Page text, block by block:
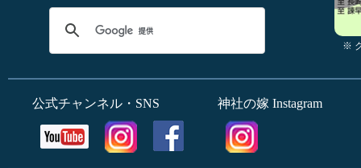
※
公式チャンネル・SNS 神社の嫁 Instagram